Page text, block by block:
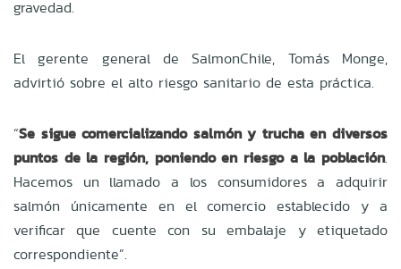
gravedad.
El gerente general de SalmonChile, Tomás Monge,
advirtió sobre el alto riesgo sanitario de esta práctica.
“Se sigue comercializando salmón y trucha en diversos
puntos de la región, poniendo en riesgo a la población.
Hacemos un llamado a los consumidores a adquirir
salmón únicamente en el comercio establecido y a
verificar que cuente con su embalaje y etiquetado
correspondiente”.